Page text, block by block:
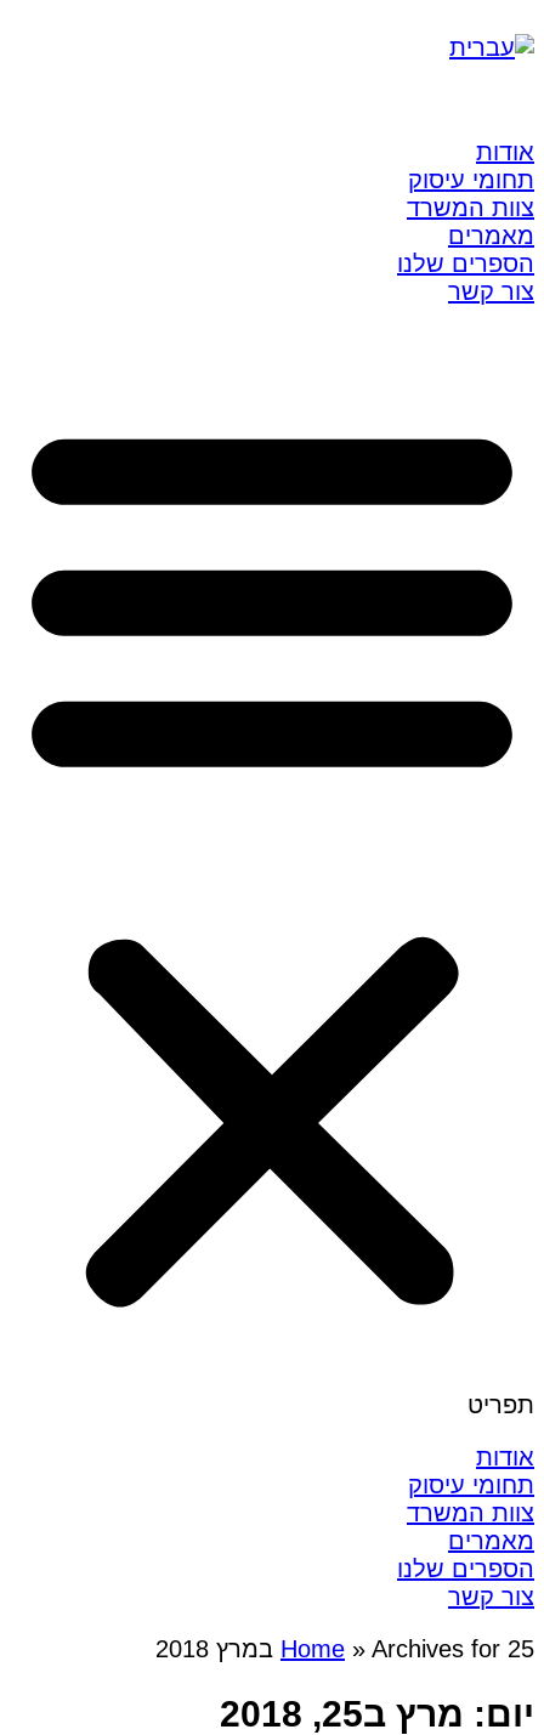
אודות
תחומי עיסוק
צוות המשרד
מאמרים
הספרים שלנו
צור קשר
תפריט
אודות
תחומי עיסוק
צוות המשרד
מאמרים
הספרים שלנו
צור קשר
Home » Archives for 25 במרץ 2018
יום: מרץ ב25, 2018